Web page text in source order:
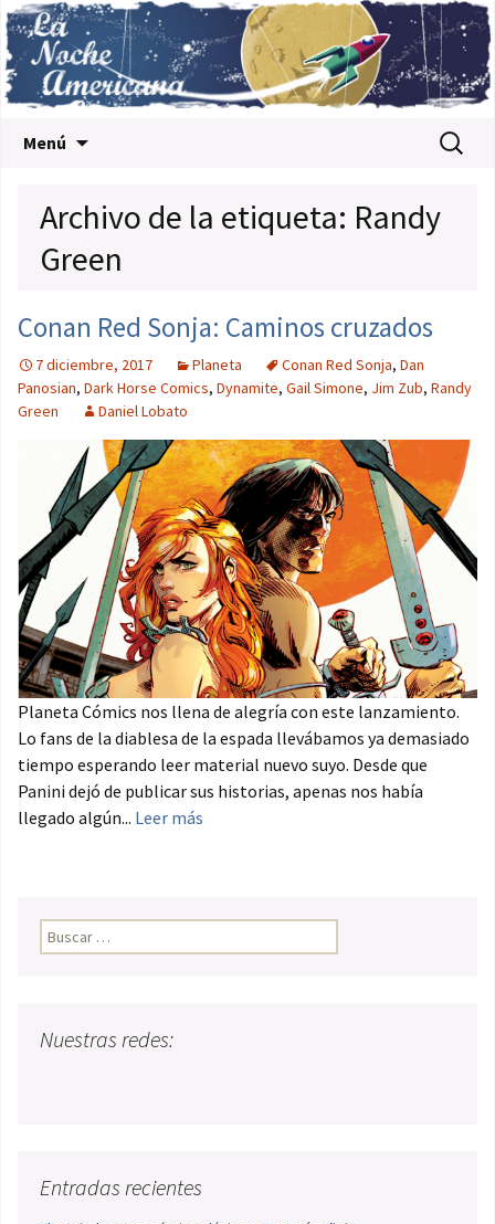
Menú Buscar:
Archivo de la etiqueta: Randy
Green
Conan Red Sonja: Caminos cruzados
7 diciembre, 2017 Planeta Conan Red Sonja, Dan
Panosian, Dark Horse Comics, Dynamite, Gail Simone, Jim Zub, Randy
Green
Daniel Lobato
Planeta Cómics nos llena de alegría con este lanzamiento.
Lo fans de la diablesa de la espada llevábamos ya demasiado
tiempo esperando leer material nuevo suyo. Desde que
Panini dejó de publicar sus historias, apenas nos había
llegado algún... Leer más
Buscar:
Nuestras redes:
Entradas recientes